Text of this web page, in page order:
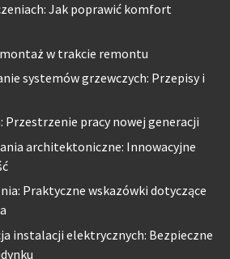
Jak poprawić komfort
w trakcie remontu
systemów grzewczych: Przepisy i
pracy nowej generacji
architektoniczne: Innowacyjne
Praktyczne wskazówki dotyczące
instalacji elektrycznych: Bezpieczne